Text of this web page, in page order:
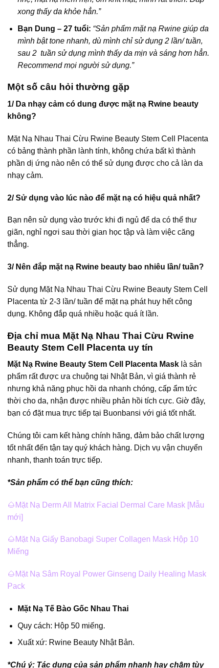
xong thấy da khỏe hẳn.”
Bạn Dung – 27 tuổi: “Sản phẩm mặt nạ Rwine giúp da
mình bật tone nhanh, dù mình chỉ sử dụng 2 lần/ tuần,
sau 2 tuần sử dụng mình thấy da mịn và sáng hơn hẳn.
Recommend mọi người sử dụng.”
Một số câu hỏi thường gặp
1/ Da nhạy cảm có dung được mặt nạ Rwine beauty
không?
Mặt Nạ Nhau Thai Cừu Rwine Beauty Stem Cell Placenta
có bảng thành phần lành tính, không chứa bất kì thành
phần dị ứng nào nên có thể sử dụng được cho cả làn da
nhạy cảm.
2/ Sử dụng vào lúc nào để mặt nạ có hiệu quả nhất?
Bạn nên sử dụng vào trước khi đi ngủ để da có thể thư
giãn, nghỉ ngơi sau thời gian học tập và làm việc căng
thẳng.
3/ Nên đắp mặt nạ Rwine beauty bao nhiêu lần/ tuần?
Sử dụng Mặt Nạ Nhau Thai Cừu Rwine Beauty Stem Cell
Placenta từ 2-3 lần/ tuần để mặt nạ phát huy hết công
dụng. Không đắp quá nhiều hoặc quá ít lần.
Địa chỉ mua Mặt Nạ Nhau Thai Cừu Rwine
Beauty Stem Cell Placenta uy tín
Mặt Nạ Rwine Beauty Stem Cell Placenta Mask là sản
phẩm rất được ưa chuộng tại Nhật Bản, vì giá thành rẻ
nhưng khả năng phục hồi da nhanh chóng, cấp ẩm tức
thời cho da, nhận được nhiều phản hồi tích cực. Giờ đây,
bạn có đặt mua trực tiếp tại Buonbansi với giá tốt nhất.
Chúng tôi cam kết hàng chính hãng, đảm bảo chất lượng
tốt nhất đến tận tay quý khách hàng. Dịch vụ vận chuyển
nhanh, thanh toán trực tiếp.
*Sản phẩm có thể bạn cũng thích:
🌰 Mặt Nạ Derm All Matrix Facial Dermal Care Mask [Mẫu
mới]
🌰 Mặt Nạ Giấy Banobagi Super Collagen Mask Hộp 10
Miếng
🌰 Mặt Nạ Sâm Royal Power Ginseng Daily Healing Mask
Pack
Mặt Nạ Tế Bào Gốc Nhau Thai
Quy cách: Hộp 50 miếng.
Xuất xứ: Rwine Beauty Nhật Bản.
*Chú ý: Tác dụng của sản phẩm nhanh hay chậm tùy